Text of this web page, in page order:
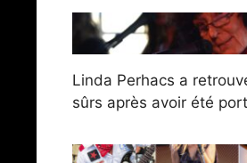
Linda Perhacs a
sûrs après avoir été